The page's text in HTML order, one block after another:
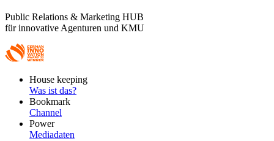
Public Relations & Marketing HUB
für innovative Agenturen und KMU
FooterHouse keeping
Was ist das?
Bookmark
Channel
Power
Mediadaten